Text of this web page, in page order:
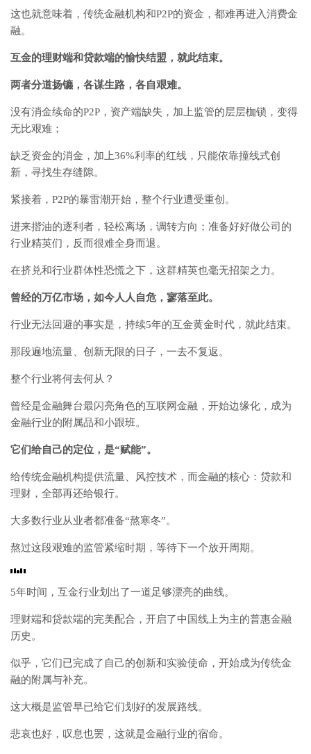
这也就意味着，传统金融机构和P2P的资金，都难再进入消费金
融。
互金的理财端和贷款端的愉快结盟，就此结束。
两者分道扬镳，各谋生路，各自艰难。
没有消金续命的P2P，资产端缺失，加上监管的层层枷锁，变得
无比艰难；
缺乏资金的消金，加上36%利率的红线，只能依靠撞线式创
新，寻找生存缝隙。
紧接着，P2P的暴雷潮开始，整个行业遭受重创。
进来揩油的逐利者，轻松离场，调转方向；准备好好做公司的
行业精英们，反而很难全身而退。
在挤兑和行业群体性恐慌之下，这群精英也毫无招架之力。
曾经的万亿市场，如今人人自危，寥落至此。
行业无法回避的事实是，持续5年的互金黄金时代，就此结束。
那段遍地流量、创新无限的日子，一去不复返。
整个行业将何去何从？
曾经是金融舞台最闪亮角色的互联网金融，开始边缘化，成为
金融行业的附属品和小跟班。
它们给自己的定位，是“赋能”。
给传统金融机构提供流量、风控技术，而金融的核心：贷款和
理财，全部再还给银行。
大多数行业从业者都准备“熬寒冬”。
熬过这段艰难的监管紧缩时期，等待下一个放开周期。
5年时间，互金行业划出了一道足够漂亮的曲线。
理财端和贷款端的完美配合，开启了中国线上为主的普惠金融
历史。
似乎，它们已完成了自己的创新和实验使命，开始成为传统金
融的附属与补充。
这大概是监管早已给它们划好的发展路线。
悲哀也好，叹息也罢，这就是金融行业的宿命。